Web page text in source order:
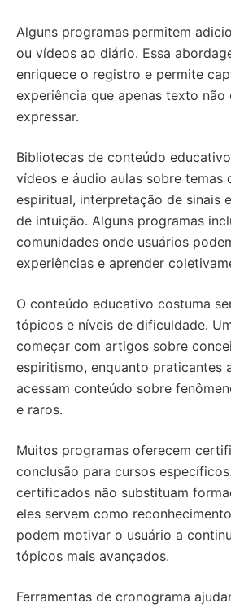
Alguns programas permitem
ou vídeos ao diário. Essa
enriquece o registro e permite
experiência que apenas texto não
expressar.
Bibliotecas de conteúdo
vídeos e áudio aulas sobre temas
espiritual, interpretação de sinais
de intuição. Alguns programas
comunidades onde usuários
experiências e aprender
O conteúdo educativo costuma
tópicos e níveis de dificuldade.
começar com artigos sobre
espiritismo, enquanto praticantes
acessam conteúdo sobre
e raros.
Muitos programas oferecem
conclusão para cursos
certificados não substituam
eles servem como
podem motivar o usuário a
tópicos mais avançados.
Ferramentas de cronograma